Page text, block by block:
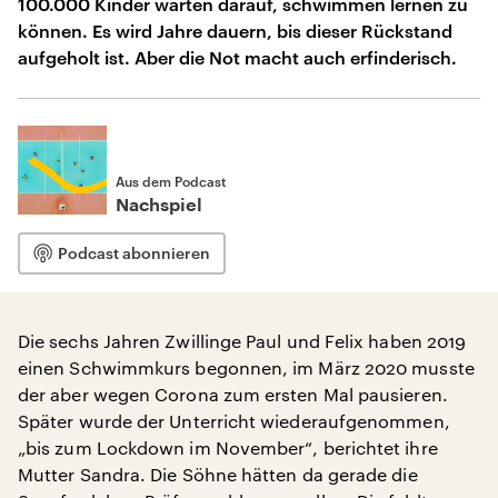
können. Es wird Jahre dauern, bis dieser Rückstand
aufgeholt ist. Aber die Not macht auch erfinderisch.
Aus dem Podcast
Nachspiel
Podcast abonnieren
Die sechs Jahren Zwillinge Paul und Felix haben 2019
einen Schwimmkurs begonnen, im März 2020 musste
der aber wegen Corona zum ersten Mal pausieren.
Später wurde der Unterricht wiederaufgenommen,
„bis zum Lockdown im November“, berichtet ihre
Mutter Sandra. Die Söhne hätten da gerade die